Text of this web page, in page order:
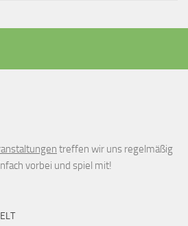
treffen wir uns regelmäßig
vorbei und spiel mit!